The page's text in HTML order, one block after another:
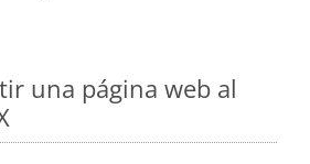
una página web al